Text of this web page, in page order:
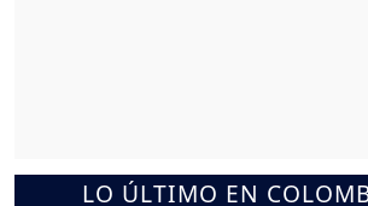
LO ÚLTIMO EN